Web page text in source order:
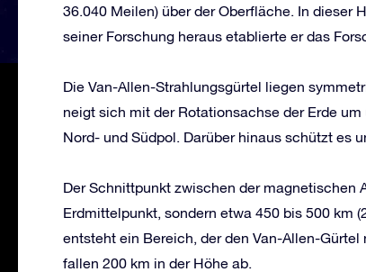
36.040 Meilen) über der Oberfläche. In dieser
seiner Forschung heraus etablierte er das
Die Van-Allen-Strahlungsgürtel liegen
neigt sich mit der Rotationsachse der Erde
Nord- und Südpol. Darüber hinaus schützt es
Der Schnittpunkt zwischen der magnetischen
Erdmittelpunkt, sondern etwa 450 bis 500 km
entsteht ein Bereich, der den Van-Allen-
fallen 200 km in der Höhe ab.